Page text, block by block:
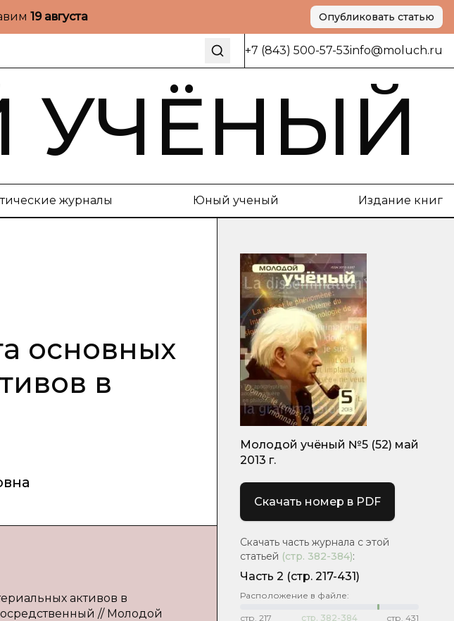
19 августа Опубликовать статью
+7 (843) 500-57-53info@moluch.ru
УЧЁНЫЙ
журналы Юный ученый Издание книг
основных
в
активов в
// Молодой
Молодой учёный №5 (52) май
2013 г.
Скачать номер в PDF
Скачать часть журнала с этой
статьей (стр. 382-384):
Часть 2 (стр. 217-431)
Расположение в файле:
стр. 217 стр. 382-384 стр. 431